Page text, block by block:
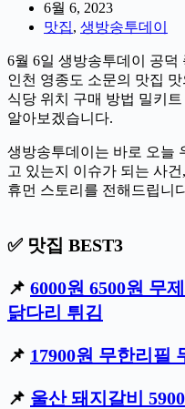
6월 6, 2023
맛집, 생방송투데이
6월 6일 생방송투데이 공
인천 영종도 소문의 맛집
식당 위치 구매 방법 밀키
알아보겠습니다.
생방송투데이는 바로 오늘
고 있는지 이슈가 되는 사
휴먼 스토리를 전해드립니
✅ 맛집 BEST3
📌 6000원 6500원 무
닭다리 튀김
📌 17900원 무한리필
📌 울산 돼지갈비